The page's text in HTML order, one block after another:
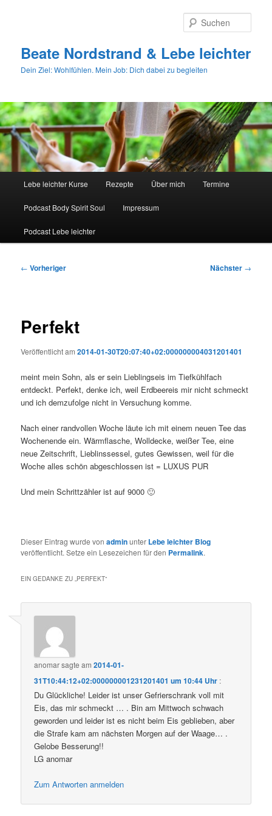
Beate Nordstrand & Lebe leichter
Dein Ziel: Wohlfühlen. Mein Job: Dich dabei zu begleiten
Lebe leichter Kurse Rezepte Über mich Termine
Podcast Body Spirit Soul Impressum
Podcast Lebe leichter
Beitragsnavigation
← Vorheriger Nächster →
Perfekt
Veröffentlicht am2014-01-30T20:07:40+02:000000004031201401
meint mein Sohn, als er sein Lieblingseis im Tiefkühlfach
entdeckt. Perfekt, denke ich, weil Erdbeereis mir nicht schmeckt
und ich demzufolge nicht in Versuchung komme.
Nach einer randvollen Woche läute ich mit einem neuen Tee das
Wochenende ein. Wärmflasche, Wolldecke, weißer Tee, eine
neue Zeitschrift, Lieblinssessel, gutes Gewissen, weil für die
Woche alles schön abgeschlossen ist = LUXUS PUR
Und mein Schrittzähler ist auf 9000 🙂
Dieser Eintrag wurde vonadminunter Lebe leichter Blog
veröffentlicht. Setze ein Lesezeichen für den Permalink.
EIN GEDANKE ZU „PERFEKT“
anomarsagte am2014-01-
31T10:44:12+02:000000001231201401 um 10:44 Uhr :
Du Glückliche! Leider ist unser Gefrierschrank voll mit
Eis, das mir schmeckt … . Bin am Mittwoch schwach
geworden und leider ist es nicht beim Eis geblieben, aber
die Strafe kam am nächsten Morgen auf der Waage… .
Gelobe Besserung!!
LG anomar
Zum Antworten anmelden